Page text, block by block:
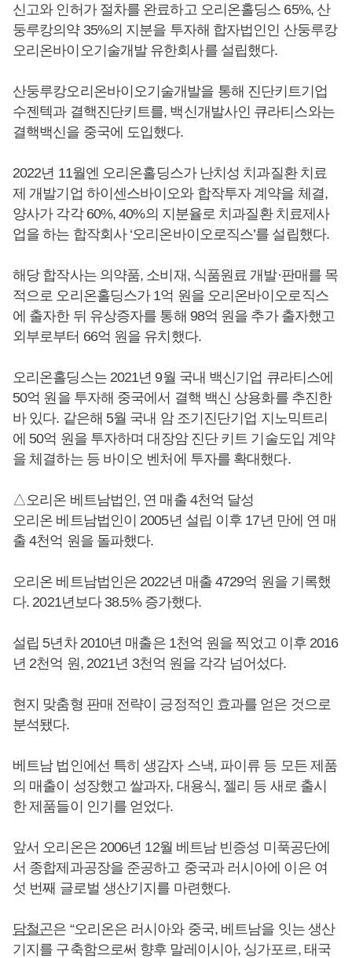
신고와 인허가 절차를 완료하고 오리온홀딩스 65%, 산
둥루캉의약 35%의 지분을 투자해 합자법인인 산둥루캉
오리온바이오기술개발 유한회사를 설립했다.
산둥루캉오리온바이오기술개발을 통해 진단키트기업
수젠텍과 결핵진단키트를, 백신개발사인 큐라티스와는
결핵백신을 중국에 도입했다.
2022년 11월엔 오리온홀딩스가 난치성 치과질환 치료
제 개발기업 하이센스바이오와 합작투자 계약을 체결,
양사가 각각 60%, 40%의 지분율로 치과질환 치료제사
업을 하는 합작회사 ‘오리온바이오로직스’를 설립했다.
해당 합작사는 의약품, 소비재, 식품원료 개발·판매를 목
적으로 오리온홀딩스가 1억 원을 오리온바이오로직스
에 출자한 뒤 유상증자를 통해 98억 원을 추가 출자했고
외부로부터 66억 원을 유치했다.
오리온홀딩스는 2021년 9월 국내 백신기업 큐라티스에
50억 원을 투자해 중국에서 결핵 백신 상용화를 추진한
바 있다. 같은해 5월 국내 암 조기진단기업 지노믹트리
에 50억 원을 투자하며 대장암 진단 키트 기술도입 계약
을 체결하는 등 바이오 벤처에 투자를 확대했다.
△오리온 베트남법인, 연 매출 4천억 달성
오리온 베트남법인이 2005년 설립 이후 17년 만에 연 매
출 4천억 원을 돌파했다.
오리온 베트남법인은 2022년 매출 4729억 원을 기록했
다. 2021년보다 38.5% 증가했다.
설립 5년차 2010년 매출은 1천억 원을 찍었고 이후 2016
년 2천억 원, 2021년 3천억 원을 각각 넘어섰다.
현지 맞춤형 판매 전략이 긍정적인 효과를 얻은 것으로
분석됐다.
베트남 법인에선 특히 생감자 스낵, 파이류 등 모든 제품
의 매출이 성장했고 쌀과자, 대용식, 젤리 등 새로 출시
한 제품들이 인기를 얻었다.
앞서 오리온은 2006년 12월 베트남 빈증성 미푹공단에
서 종합제과공장을 준공하고 중국과 러시아에 이은 여
섯 번째 글로벌 생산기지를 마련했다.
담철곤은 “오리온은 러시아와 중국, 베트남을 잇는 생산
기지를 구축함으로써 향후 말레이시아, 싱가포르, 태국